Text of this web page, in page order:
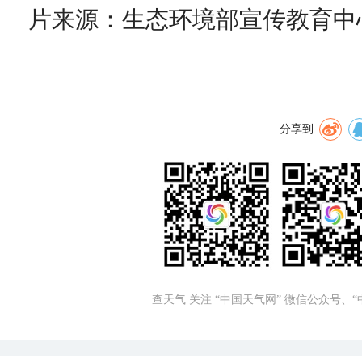
片来源： 生态环境部宣传教育
分享到
查天气 关注 “中国天气网” 微信公众号、